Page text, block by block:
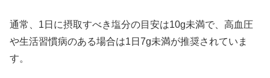
通常、1日に摂取すべき塩分の目安は10g未満で、高血圧
や生活習慣病のある場合は1日7g未満が推奨されていま
す。